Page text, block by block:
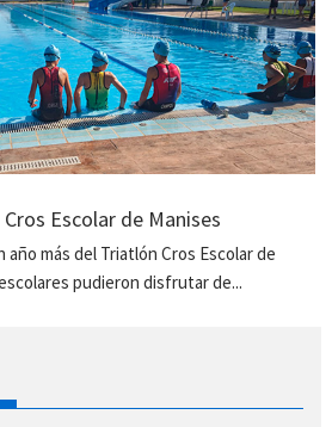
Escolar de Manises
más del Triatlón Cros Escolar de
pudieron disfrutar de...